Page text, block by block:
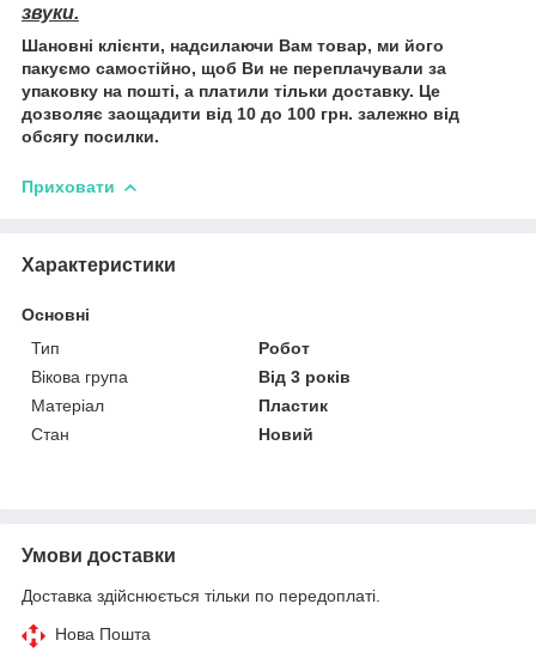
звуки.
Шановні клієнти, надсилаючи Вам товар, ми його
пакуємо самостійно, щоб Ви не переплачували за
упаковку на пошті, а платили тільки доставку. Це
дозволяє заощадити від 10 до 100 грн. залежно від
обсягу посилки.
Приховати
Характеристики
Основні
Тип
Робот
Вікова група
Від 3 років
Матеріал
Пластик
Стан
Новий
Умови доставки
Доставка здійснюється тільки по передоплаті.
Нова Пошта